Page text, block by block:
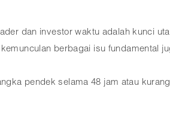
dan investor waktu adalah kunci
berbagai isu fundamental
pendek selama 48 jam atau